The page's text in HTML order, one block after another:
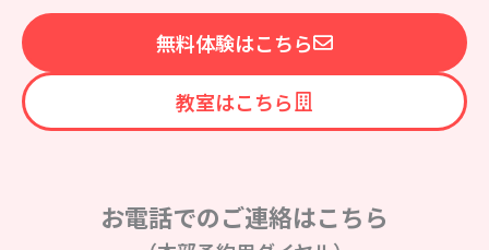
無料体験はこちら
教室はこちら
お電話でのご連絡はこちら